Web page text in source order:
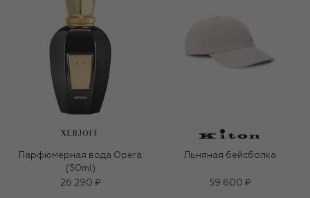
XERJOFF
Парфюмерная вода Opera
(50ml)
26 290 ₽
Льняная бейсболка
59 600 ₽